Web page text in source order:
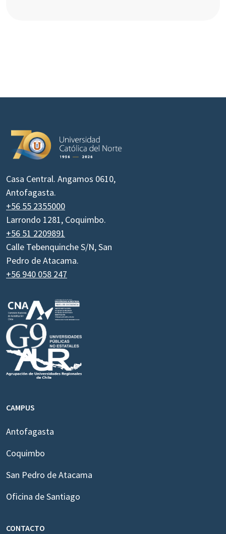
Casa Central. Angamos 0610,
Antofagasta.
+56 55 2355000
Larrondo 1281, Coquimbo.
+56 51 2209891
Calle Tebenquinche S/N, San
Pedro de Atacama.
+56 940 058 247
CAMPUS
Antofagasta
Coquimbo
San Pedro de Atacama
Oficina de Santiago
CONTACTO